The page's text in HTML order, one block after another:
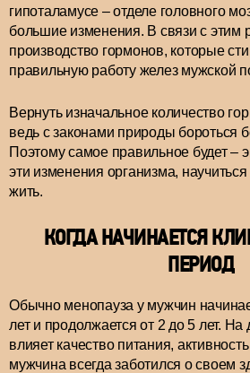
гипоталамусе – отделе головного
большие изменения. В связи с этим
производство гормонов, которые
правильную работу желез мужской
Вернуть изначальное количество
ведь с законами природы бороться
Поэтому самое правильное будет –
эти изменения организма,
жить.
КОГДА НАЧИНАЕТСЯ
ПЕРИОД
Обычно менопауза у мужчин
лет и продолжается от 2 до 5 лет. На
влияет качество питания,
мужчина всегда заботился о своем